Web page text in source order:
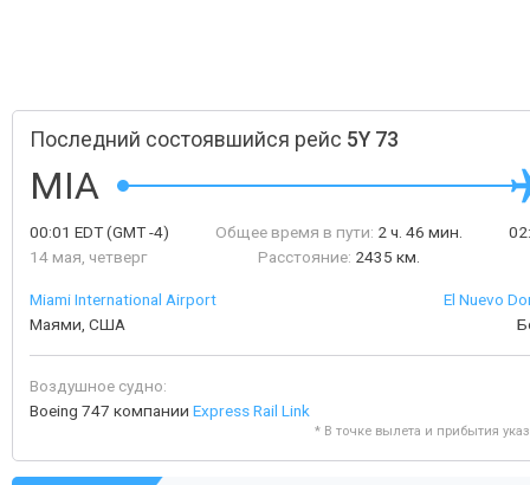
Последний состоявшийся рейс 5Y 73
MIA
00:01 EDT(GMT -4)
14 мая, четверг
Общее время в пути: 2 ч. 46 мин.
Расстояние: 2435 км.
Miami International Airport
Маями, США
El Nuevo
Воздушное судно:
Boeing 747 компании Express Rail Link
* В точке вылета и прибытия